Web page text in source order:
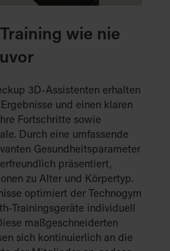
wie nie
3D-Assistenten erhalten
und einen klaren
Fortschritte sowie
Durch eine umfassende
Gesundheitsparameter
präsentiert,
zu Alter und Körpertyp.
optimiert der Technogym
Trainingsgeräte individuell
maßgeschneiderten
sich kontinuierlich an die